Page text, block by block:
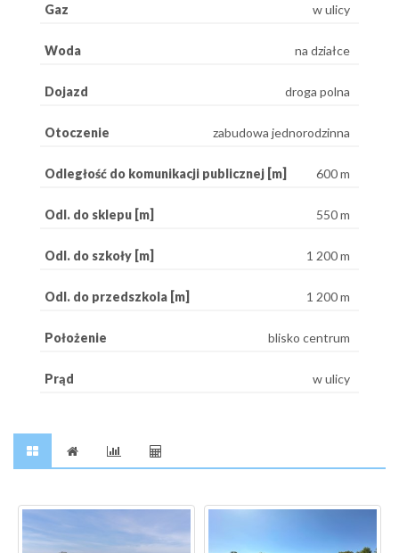
Gaz w ulicy
Woda na działce
Dojazd droga polna
Otoczenie zabudowa jednorodzinna
Odległość do komunikacji publicznej [m] 600 m
Odl. do sklepu [m] 550 m
Odl. do szkoły [m] 1 200 m
Odl. do przedszkola [m] 1 200 m
Położenie blisko centrum
Prąd w ulicy